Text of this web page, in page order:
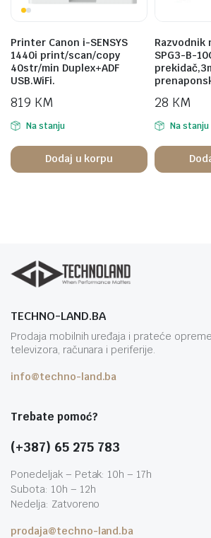
Printer Canon i-SENSYS
1440i print/scan/copy
40str/min Duplex+ADF
USB.WiFi.
819 KM
Na stanju
Dodaj u korpu
Razvodnik
SPG3-B-
28 KM
Na stanju
TECHNO-LAND.BA
Prodaja mobilnih uređaja i prateće
televizora, računara i periferije.
info@techno-land.ba
Trebate pomoć?
(+387) 65 275 783
Ponedeljak – Petak: 10h – 17h
Subota: 10h – 12h
Nedelja: Zatvoreno
prodaja@techno-land.ba